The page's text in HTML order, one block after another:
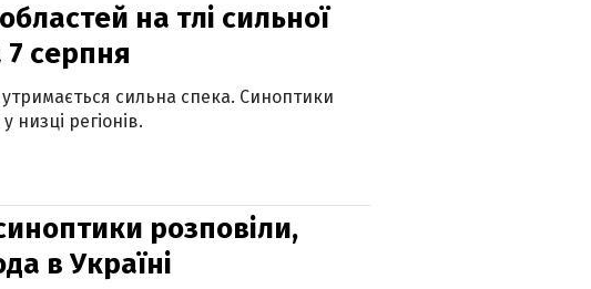
на тлі сильної
серпня
сильна спека. Синоптики
низці регіонів.
розповіли,
в Україні